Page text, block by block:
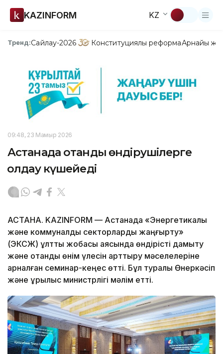
KAZINFORM KZ
Тренд:Сайлау-2026 Конституциялық реформаАрнайы
09:48, 23 Мамыр 2026
Астанада отандық өндірушілерге
қолдау күшейеді
АСТАНА. KAZINFORM — Астанада «Энергетикалық
және коммуналдық секторларды жаңғырту»
(ЭКСЖ) ұлттық жобасы аясында өндірісті дамыту
және отандық өнім үлесін арттыру мәселелеріне
арналған семинар-кеңес өтті. Бұл туралы Өнеркәсіп
және құрылыс министрлігі мәлім етті.